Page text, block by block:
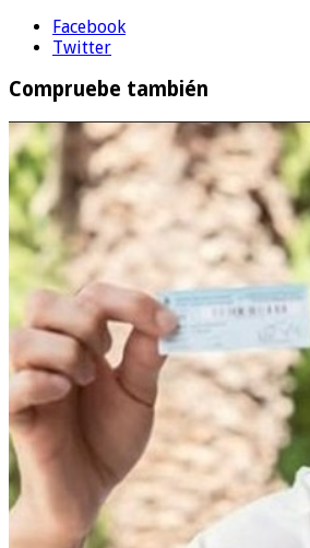
Facebook
Twitter
Compruebe también